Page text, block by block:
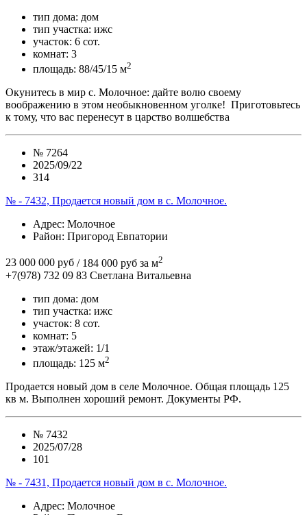
тип дома: дом
тип участка: ижс
участок: 6 сот.
комнат: 3
площадь: 88/45/15 м2
Окунитесь в мир с. Молочное: дайте волю своему
воображению в этом необыкновенном уголке! Приготовьтесь
к тому, что вас перенесут в царство волшебства
№ 7264
2025/09/22
314
№ - 7432, Продается новый дом в с. Молочное.
Адрес: Молочное
Район: Пригород Евпатории
23 000 000 руб / 184 000 руб за м2
+7(978) 732 09 83 Cветлана Витальевна
тип дома: дом
тип участка: ижс
участок: 8 сот.
комнат: 5
этаж/этажей: 1/1
площадь: 125 м2
Продается новый дом в селе Молочное. Общая площадь 125
кв м. Выполнен хороший ремонт. Документы РФ.
№ 7432
2025/07/28
101
№ - 7431, Продается новый дом в с. Молочное.
Адрес: Молочное